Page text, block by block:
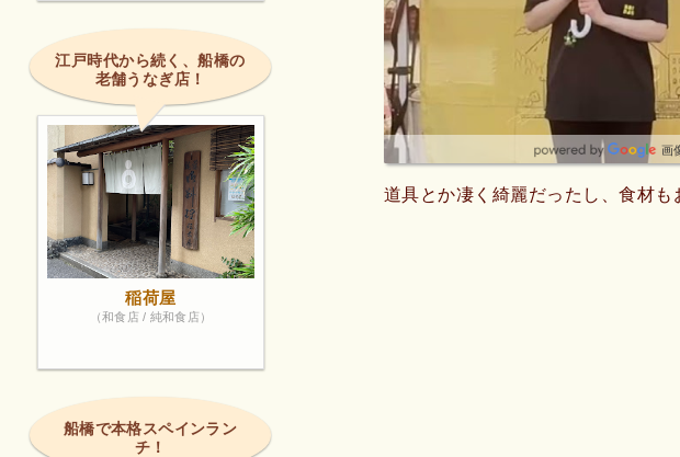
画
道具とか凄く綺麗だったし、食材も
江戸時代から続く、船橋の
老舗うなぎ店！
稲荷屋
（和食店 / 純和食店）
船橋で本格スペインラン
チ！